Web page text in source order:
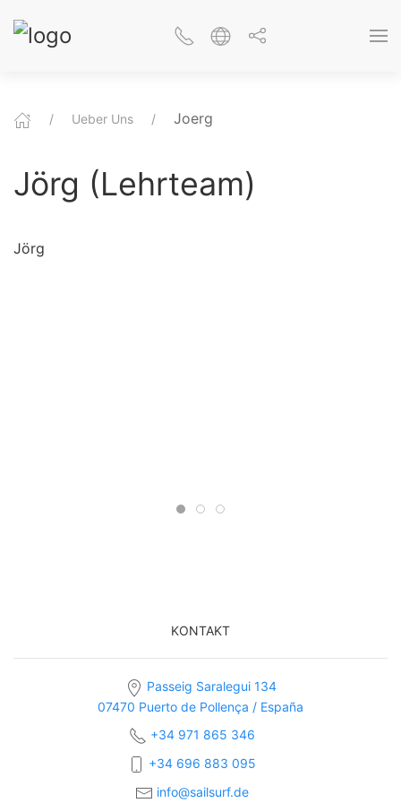
Ueber Uns Joerg
Jörg (Lehrteam)
Jörg
KONTAKT
Passeig Saralegui 134
07470 Puerto de Pollença / España
+34 971 865 346
+34 696 883 095
info@sailsurf.de